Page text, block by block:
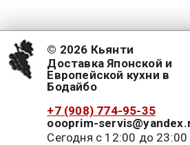
© 2026 Кьянти
Доставка Японской и
Европейской кухни в
Бодайбо
+7 (908) 774-95-35
oooprim-
Сегодня с 12:00 до 23:00